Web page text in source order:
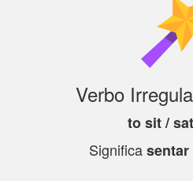
Verbo
to sit /
Significasentar